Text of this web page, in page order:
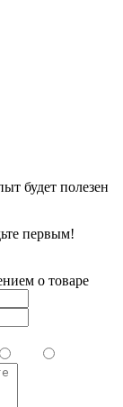
будет полезен
первым!
о товаре